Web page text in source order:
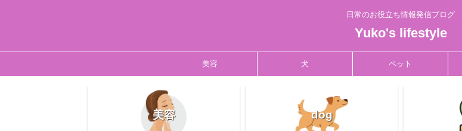
日常のお役立ち情報発信ブログ
Yuko's lifestyle
美容 犬 ペット
美容 dog